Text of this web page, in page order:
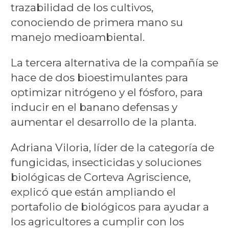
trazabilidad de los cultivos,
conociendo de primera mano su
manejo medioambiental.
La tercera alternativa de la compañía se
hace de dos bioestimulantes para
optimizar nitrógeno y el fósforo, para
inducir en el banano defensas y
aumentar el desarrollo de la planta.
Adriana Viloria, líder de la categoría de
fungicidas, insecticidas y soluciones
biológicas de Corteva Agriscience,
explicó que están ampliando el
portafolio de biológicos para ayudar a
los agricultores a cumplir con los